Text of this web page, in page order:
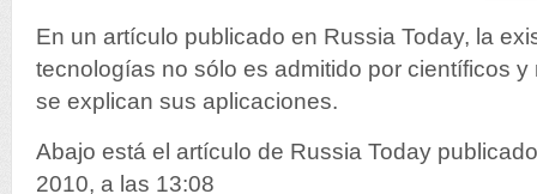
En un artículo publicado en Russia Today, la
tecnologías no sólo es admitido por científicos y
se explican sus aplicaciones.
Abajo está el artículo de Russia Today
2010, a las 13:08